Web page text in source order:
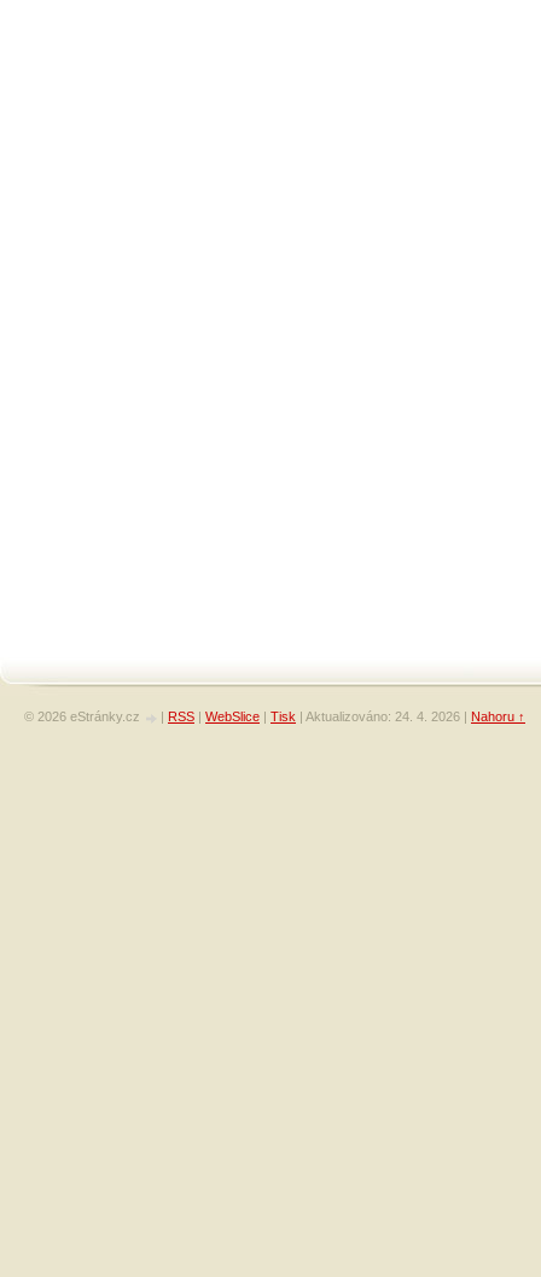
© 2026 eStránky.cz | RSS | WebSlice | Tisk | Aktualizováno: 24. 4. 2026 | Nahoru ↑